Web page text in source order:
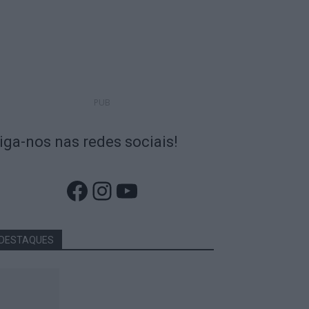
nos nas redes sociais!
Facebook
Instagram
YouTube